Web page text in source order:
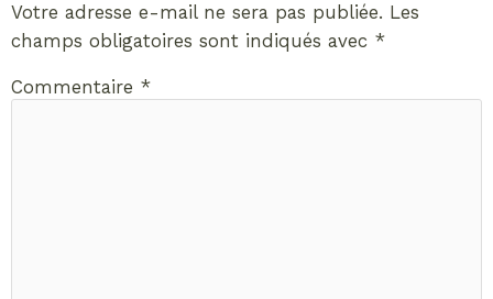
Votre adresse e-mail ne sera pas publiée. Les
champs obligatoires sont indiqués avec *
Commentaire *